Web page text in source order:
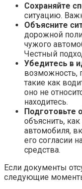
Сохраняйте
ситуацию.
Объясните
дорожной
чужого
Честный
Убедитесь в
возможность,
такие как
оно не
находитесь.
Подготовьте
объяснить,
автомобиля,
его согласии
средства.
Если документы
следующие